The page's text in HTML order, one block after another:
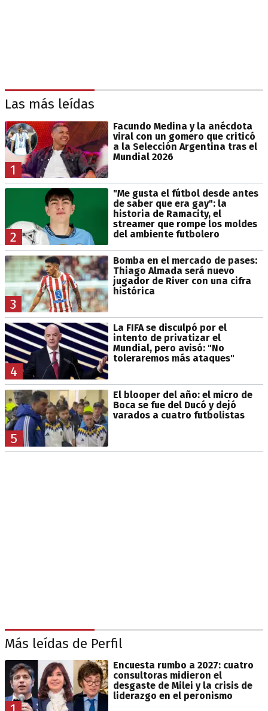
Las más leídas
1
Facundo Medina y la anécdota
viral con un gomero que criticó
a la Selección Argentina tras el
Mundial 2026
2
"Me gusta el fútbol desde antes
de saber que era gay": la
historia de Ramacity, el
streamer que rompe los moldes
del ambiente futbolero
3
Bomba en el mercado de pases:
Thiago Almada será nuevo
jugador de River con una cifra
histórica
4
La FIFA se disculpó por el
intento de privatizar el
Mundial, pero avisó: "No
toleraremos más ataques"
5
El blooper del año: el micro de
Boca se fue del Ducó y dejó
varados a cuatro futbolistas
Más leídas de Perfil
Encuesta rumbo a 2027: cuatro
consultoras midieron el
desgaste de Milei y la crisis de
liderazgo en el peronismo